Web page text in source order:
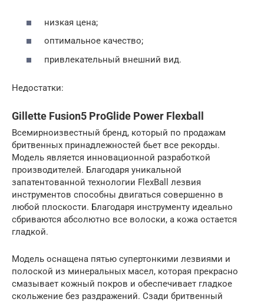
низкая цена;
оптимальное качество;
привлекательный внешний вид.
Недостатки:
Gillette Fusion5 ProGlide Power Flexball
Всемирноизвестный бренд, который по продажам
бритвенных принадлежностей бьет все рекорды.
Модель является инновационной разработкой
производителей. Благодаря уникальной
запатентованной технологии FlexBall лезвия
инструментов способны двигаться совершенно в
любой плоскости. Благодаря инструменту идеально
сбриваются абсолютно все волоски, а кожа остается
гладкой.
Модель оснащена пятью супертонкими лезвиями и
полоской из минеральных масел, которая прекрасно
смазывает кожный покров и обеспечивает гладкое
скольжение без раздражений. Сзади бритвенный